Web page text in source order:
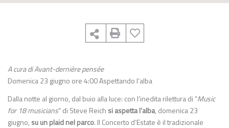
A cura di Avant-dernière pensée
Domenica 23 giugno ore 4:00 Aspettando l’alba
Dalla notte al giorno, dal buio alla luce: con l’inedita rilettura di “Music
for 18 musicians” di Steve Reich si aspetta l’alba, domenica 23
giugno, su un plaid nel parco. Il Concerto d’Estate è il tradizionale